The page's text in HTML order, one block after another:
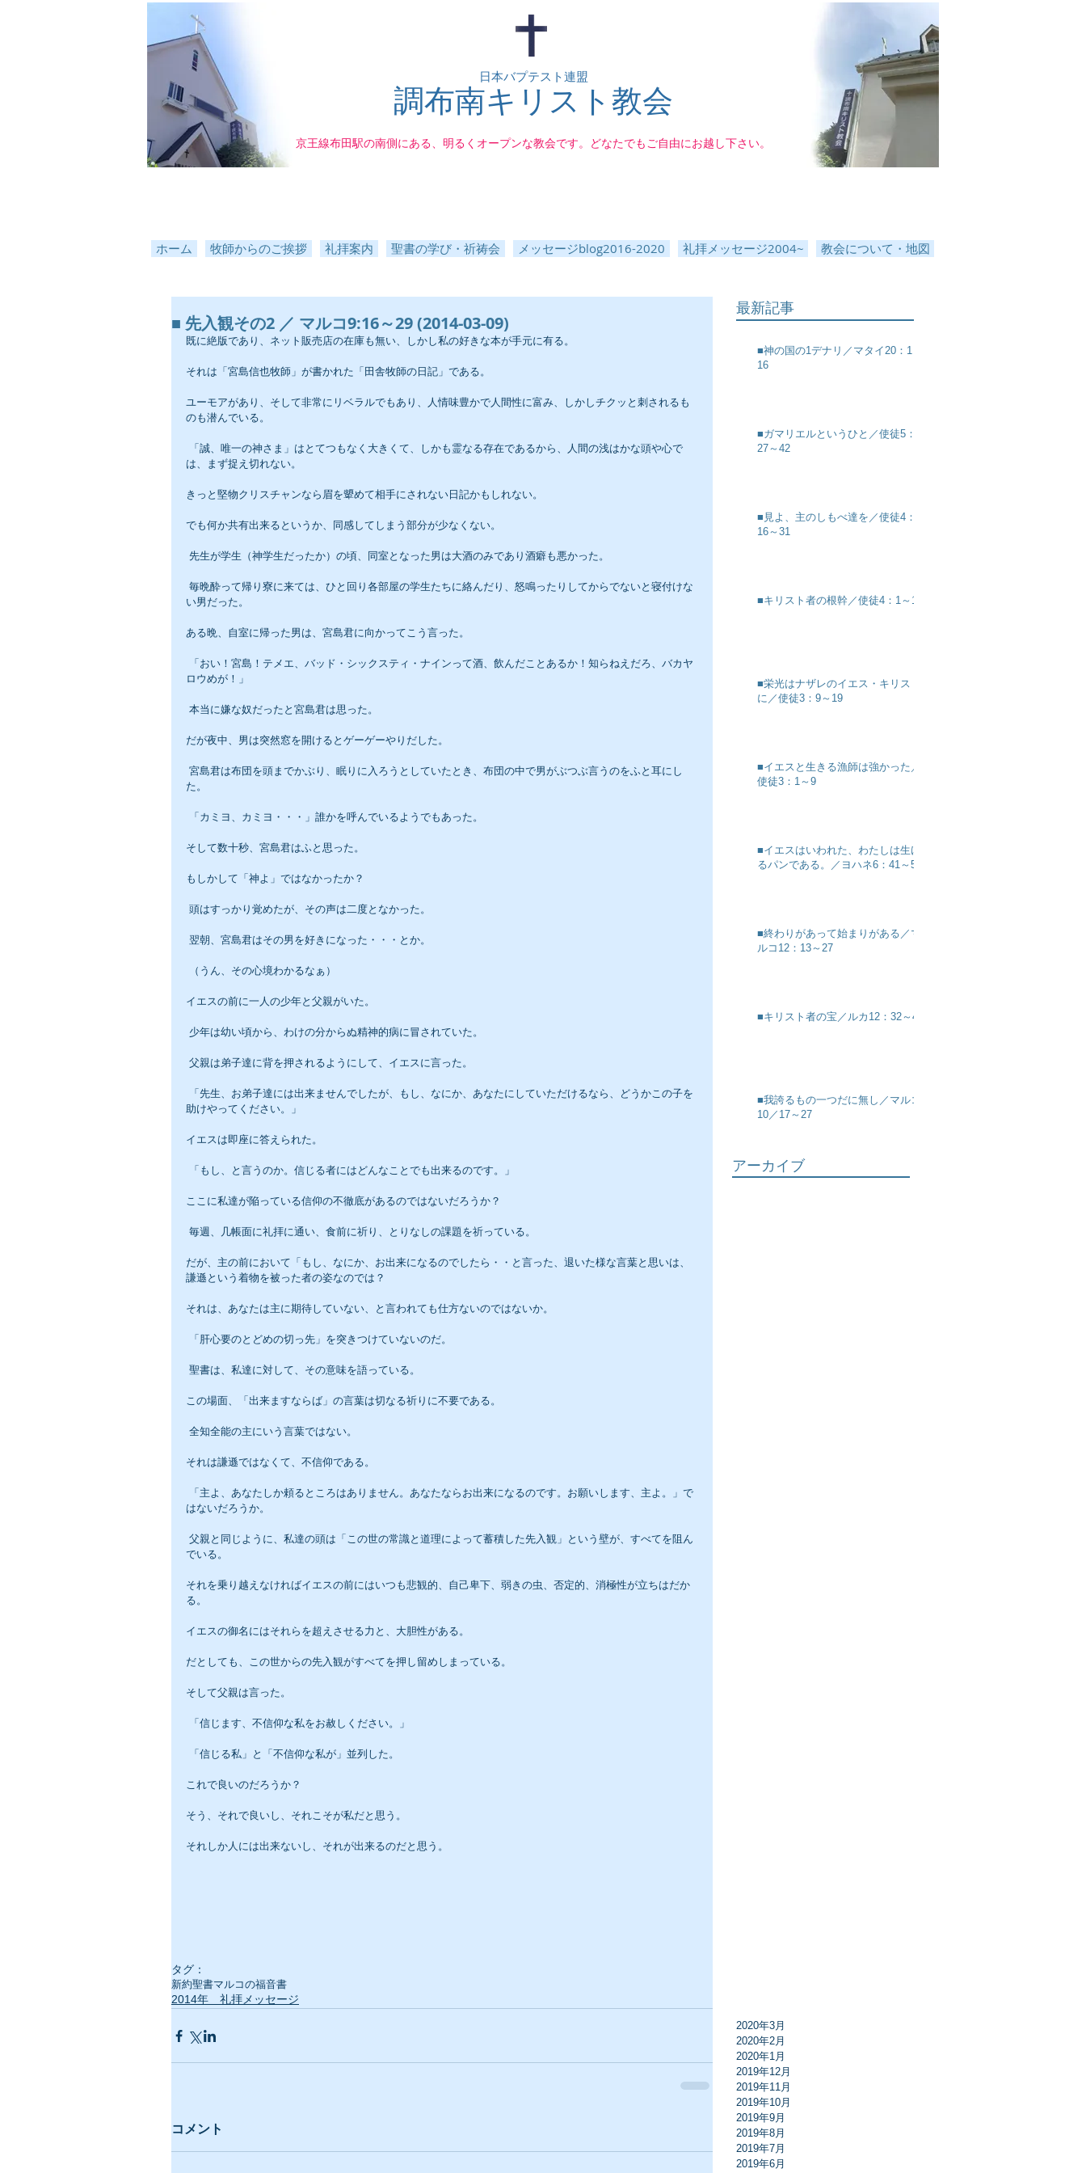
京王線布田駅の南側にある、明るくオープンな教会です。どなたでもご自由にお越し下さい。
日本バプテスト連盟
調布南キリスト教会
ホーム 牧師からのご挨拶 礼拝案内 聖書の学び・祈祷会 メッセージblog2016-2020 礼拝メッセージ2004~ 教会について・地図
■ 先入観その2 ／ マルコ9:16～29 (2014-03-09)
既に絶版であり、ネット販売店の在庫も無い、しかし私の好きな本が手元に有る。
それは「宮島信也牧師」が書かれた「田舎牧師の日記」である。
ユーモアがあり、そして非常にリベラルでもあり、人情味豊かで人間性に富み、しかしチクッと刺されるも
のも潜んでいる。
は、まず捉え切れない。
きっと堅物クリスチャンなら眉を顰めて相手にされない日記かもしれない。
でも何か共有出来るというか、同感してしまう部分が少なくない。
先生が学生（神学生だったか）の頃、同室となった男は大酒のみであり酒癖も悪かった。
い男だった。
ある晩、自室に帰った男は、宮島君に向かってこう言った。
ロウめが！」
本当に嫌な奴だったと宮島君は思った。
だが夜中、男は突然窓を開けるとゲーゲーやりだした。
た。
「カミヨ、カミヨ・・・」誰かを呼んでいるようでもあった。
そして数十秒、宮島君はふと思った。
もしかして「神よ」ではなかったか？
頭はすっかり覚めたが、その声は二度となかった。
翌朝、宮島君はその男を好きになった・・・とか。
（うん、その心境わかるなぁ）
イエスの前に一人の少年と父親がいた。
少年は幼い頃から、わけの分からぬ精神的病に冒されていた。
父親は弟子達に背を押されるようにして、イエスに言った。
助けやってください。」
イエスは即座に答えられた。
「もし、と言うのか。信じる者にはどんなことでも出来るのです。」
ここに私達が陥っている信仰の不徹底があるのではないだろうか？
毎週、几帳面に礼拝に通い、食前に祈り、とりなしの課題を祈っている。
だが、主の前において「もし、なにか、お出来になるのでしたら・・と言った、退いた様な言葉と思いは、
謙遜という着物を被った者の姿なのでは？
それは、あなたは主に期待していない、と言われても仕方ないのではないか。
「肝心要のとどめの切っ先」を突きつけていないのだ。
聖書は、私達に対して、その意味を語っている。
この場面、「出来ますならば」の言葉は切なる祈りに不要である。
全知全能の主にいう言葉ではない。
それは謙遜ではなくて、不信仰である。
はないだろうか。
でいる。
それを乗り越えなければイエスの前にはいつも悲観的、自己卑下、弱きの虫、否定的、消極性が立ちはだか
る。
イエスの御名にはそれらを超えさせる力と、大胆性がある。
だとしても、この世からの先入観がすべてを押し留めしまっている。
そして父親は言った。
「信じます、不信仰な私をお赦しください。」
「信じる私」と「不信仰な私が」並列した。
これで良いのだろうか？
そう、それで良いし、それこそが私だと思う。
それしか人には出来ないし、それが出来るのだと思う。
タグ：
新約聖書マルコの福音書
2014年 礼拝メッセージ
コメント
最新記事
■神の国の1デナリ／マタイ20：1～
16
■ガマリエルというひと／使徒5：
27～42
■見よ、主のしもべ達を／使徒4：
16～31
■キリスト者の根幹／使徒4：1～12
■栄光はナザレのイエス・キリスト
に／使徒3：9～19
■イエスと生きる漁師は強かった／
使徒3：1～9
■イエスはいわれた、わたしは生け
るパンである。／ヨハネ6：41～51
■終わりがあって始まりがある／マ
ルコ12：13～27
■キリスト者の宝／ルカ12：32～40
■我誇るもの一つだに無し／マルコ
10／17～27
アーカイブ
2020年3月
2020年2月
2020年1月
2019年12月
2019年11月
2019年10月
2019年9月
2019年8月
2019年7月
2019年6月